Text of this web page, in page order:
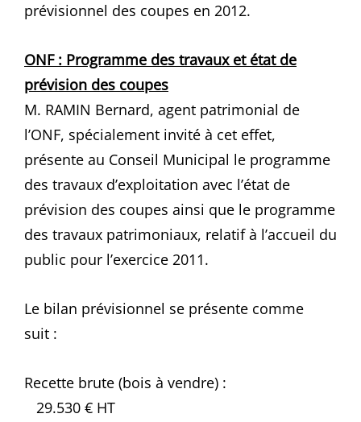
prévisionnel des coupes en 2012.
ONF : Programme des travaux et état de
prévision des coupes
M. RAMIN Bernard, agent patrimonial de
l’ONF, spécialement invité à cet effet,
présente au Conseil Municipal le programme
des travaux d’exploitation avec l’état de
prévision des coupes ainsi que le programme
des travaux patrimoniaux, relatif à l’accueil du
public pour l’exercice 2011.
Le bilan prévisionnel se présente comme
suit :
Recette brute (bois à vendre) :
29.530 € HT